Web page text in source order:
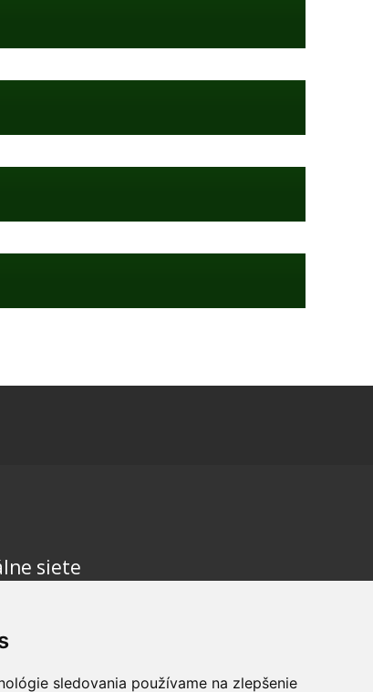
sledovania používame na zlepšenie
siete